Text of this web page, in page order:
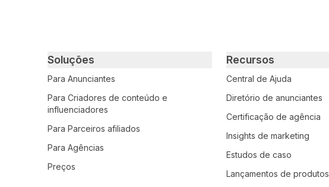
Primary footer navigation
Soluções
Para Anunciantes
Para Criadores de conteúdo e
influenciadores
Para Parceiros afiliados
Para Agências
Preços
Recursos
Central de Ajuda
Diretório de anunciantes
Certificação de agência
Insights de marketing
Estudos de caso
Lançamentos de produtos